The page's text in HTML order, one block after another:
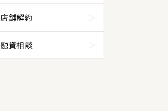
店舗解約
融資相談